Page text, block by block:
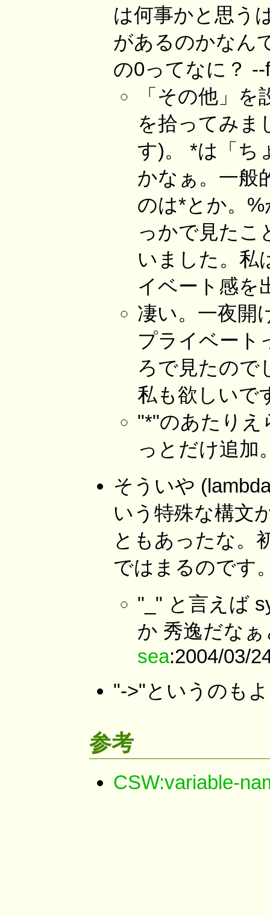
は何事かと思う
があるのかなん
の0ってなに？ --
「その他」
を拾ってみま
す)。 *は「ち
かなぁ。一般
のは*とか。
っかで見たこ
いました。私
イベート感を
凄い。一夜開
プライベート
ろで見たので
私も欲しいで
"*"のあたりえ
っとだけ追加
そういや
いう特殊な構文
ともあったな。
ではまるのです
"_" と言えば
か 秀逸だな
sea:2004/03/
"->"というのも
参考
CSW:variable-